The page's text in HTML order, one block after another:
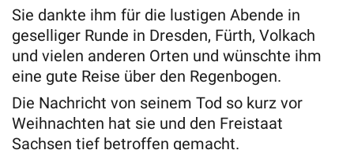
Sie dankte ihm für die lustigen Abende in
geselliger Runde in Dresden, Fürth, Volkach
und vielen anderen Orten und wünschte ihm
eine gute Reise über den Regenbogen.
Die Nachricht von seinem Tod so kurz vor
Weihnachten hat sie und den Freistaat
Sachsen tief betroffen gemacht.